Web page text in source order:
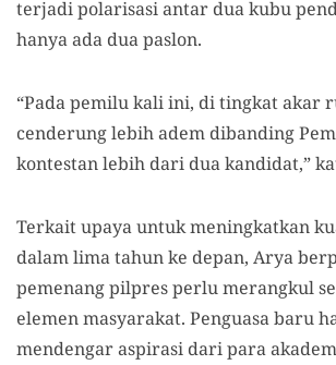
terjadi polarisasi antar dua kubu
hanya ada dua paslon.
“Pada pemilu kali ini, di tingkat akar
cenderung lebih adem dibanding
kontestan lebih dari dua kandidat,”
Terkait upaya untuk meningkatkan
dalam lima tahun ke depan, Arya
pemenang pilpres perlu merangkul
elemen masyarakat. Penguasa baru
mendengar aspirasi dari para